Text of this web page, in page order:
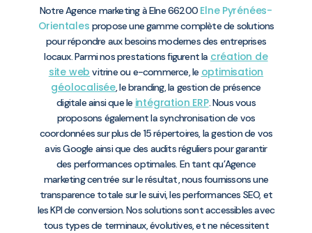
Notre Agence marketing à Elne 66200 Elne Pyrénées-
Orientales propose une gamme complète de solutions
pour répondre aux besoins modernes des entreprises
locaux. Parmi nos prestations figurent la création de
site web vitrine ou e-commerce, le optimisation
géolocalisée, le branding, la gestion de présence
digitale ainsi que le intégration ERP. Nous vous
proposons également la synchronisation de vos
coordonnées sur plus de 15 répertoires, la gestion de vos
avis Google ainsi que des audits réguliers pour garantir
des performances optimales. En tant qu’Agence
marketing centrée sur le résultat, nous fournissons une
transparence totale sur le suivi, les performances SEO, et
les KPI de conversion. Nos solutions sont accessibles avec
tous types de terminaux, évolutives, et ne nécessitent